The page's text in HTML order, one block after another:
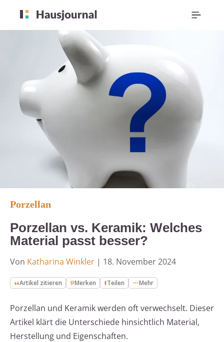
Porzellan
Porzellan vs. Keramik: Welches
Material passt besser?
Von Katharina Winkler | 18. November 2024
Artikel zitieren Merken Teilen Mehr
Porzellan und Keramik werden oft verwechselt. Dieser
Artikel klärt die Unterschiede hinsichtlich Material,
Herstellung und Eigenschaften.